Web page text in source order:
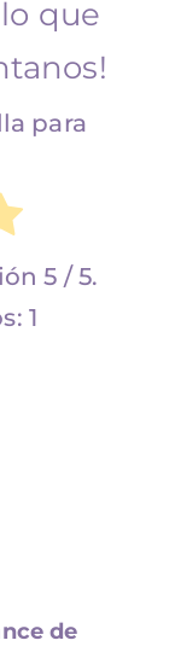
que
para
5 / 5.
1
de